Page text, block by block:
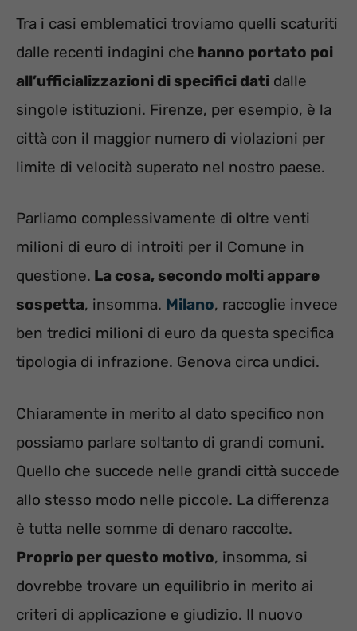
Tra i casi emblematici troviamo quelli scaturiti
dalle recenti indagini che hanno portato poi
all’ufficializzazioni di specifici dati dalle
singole istituzioni. Firenze, per esempio, è la
città con il maggior numero di violazioni per
limite di velocità superato nel nostro paese.
Parliamo complessivamente di oltre venti
milioni di euro di introiti per il Comune in
questione. La cosa, secondo molti appare
sospetta, insomma. Milano, raccoglie invece
ben tredici milioni di euro da questa specifica
tipologia di infrazione. Genova circa undici.
Chiaramente in merito al dato specifico non
possiamo parlare soltanto di grandi comuni.
Quello che succede nelle grandi città succede
allo stesso modo nelle piccole. La differenza
è tutta nelle somme di denaro raccolte.
Proprio per questo motivo, insomma, si
dovrebbe trovare un equilibrio in merito ai
criteri di applicazione e giudizio. Il nuovo